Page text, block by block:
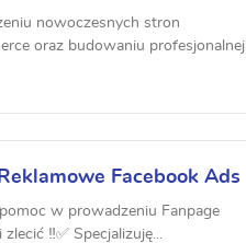
nowoczesnych stron
oraz budowaniu profesjonalnej
Facebook Ads
w prowadzeniu Fanpage
‼️✅ Specjalizuję...